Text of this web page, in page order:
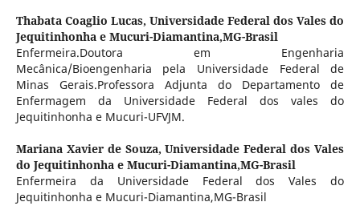
Thabata Coaglio Lucas, Universidade Federal dos Vales do
Jequitinhonha e Mucuri-Diamantina,MG-Brasil
Enfermeira.Doutora em Engenharia
Mecânica/Bioengenharia pela Universidade Federal de
Minas Gerais.Professora Adjunta do Departamento de
Enfermagem da Universidade Federal dos vales do
Jequitinhonha e Mucuri-UFVJM.
Mariana Xavier de Souza,Universidade Federal dos Vales
do Jequitinhonha e Mucuri-Diamantina,MG-Brasil
Enfermeira da Universidade Federal dos Vales do
Jequitinhonha e Mucuri-Diamantina,MG-Brasil